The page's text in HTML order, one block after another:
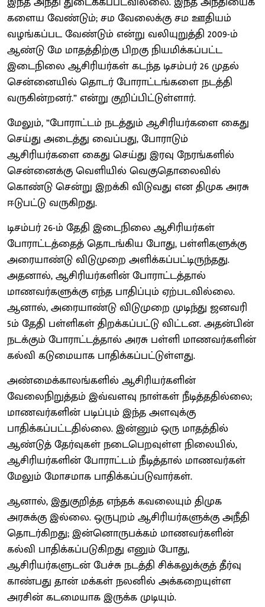
களைய வேண்டும்; சம வேலைக்கு சம ஊதியம்
வழங்கப்பட வேண்டும் என்று வலியுறுத்தி 2009-ம்
ஆண்டு மே மாதத்திற்கு பிறகு நியமிக்கப்பட்ட
இடைநிலை ஆசிரியர்கள் கடந்த டிசம்பர் 26 முதல்
சென்னையில் தொடர் போராட்டங்களை நடத்தி
வருகின்றனர்.” என்று குறிப்பிட்டுள்ளார்.
மேலும், ”போராட்டம் நடத்தும் ஆசிரியர்களை கைது
செய்து அடைத்து வைப்பது, போராடும்
ஆசிரியர்களை கைது செய்து இரவு நேரங்களில்
சென்னைக்கு வெளியில் வெகுதொலைவில்
கொண்டு சென்று இறக்கி விடுவது என திமுக அரசு
ஈடுபட்டு வருகிறது.
டிசம்பர் 26-ம் தேதி இடைநிலை ஆசிரியர்கள்
போராட்டத்தைத் தொடங்கிய போது, பள்ளிகளுக்கு
அரையாண்டு விடுமுறை அளிக்கப்பட்டிருந்தது.
அதனால், ஆசிரியர்களின் போராட்டத்தால்
மாணவர்களுக்கு எந்த பாதிப்பும் ஏற்படவில்லை.
ஆனால், அரையாண்டு விடுமுறை முடிந்து ஜனவரி
5ம் தேதி பள்ளிகள் திறக்கப்பட்டு விட்டன. அதன்பின்
நடக்கும் போராட்டத்தால் அரசு பள்ளி மாணவர்களின்
கல்வி கடுமையாக பாதிக்கப்பட்டுள்ளது.
அண்மைக்காலங்களில் ஆசிரியர்களின்
வேலைநிறுத்தம் இவ்வளவு நாள்கள் நீடித்ததில்லை;
மாணவர்களின் படிப்பும் இந்த அளவுக்கு
பாதிக்கப்பட்டதில்லை. இன்னும் ஒரு மாதத்தில்
ஆண்டுத் தேர்வுகள் நடைபெறவுள்ள நிலையில்,
ஆசிரியர்களின் போராட்டம் நீடித்தால் மாணவர்கள்
மேலும் மோசமாக பாதிக்கப்படுவார்கள்.
ஆனால், இதுகுறித்த எந்தக் கவலையும் திமுக
அரசுக்கு இல்லை. ஒருபுறம் ஆசிரியர்களுக்கு அநீதி
தொடர்கிறது; இன்னொருபக்கம் மாணவர்களின்
கல்வி பாதிக்கப்படுகிறது எனும் போது,
ஆசிரியர்களுடன் பேச்சு நடத்தி சிக்கலுக்குத் தீர்வு
காண்பது தான் மக்கள் நலனில் அக்கறையுள்ள
அரசின் கடமையாக இருக்க முடியும்.